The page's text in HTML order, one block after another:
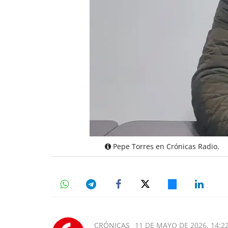
Pepe Torres en Crónicas Radio.
CRÓNICAS 11 DE MAYO DE 2026,